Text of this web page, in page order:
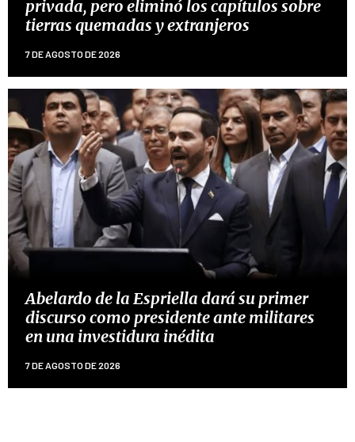
privada, pero eliminó los capítulos sobre
tierras quemadas y extranjeros
7 DE AGOSTO DE 2026
Abelardo de la Espriella dará su primer
discurso como presidente ante militares
en una investidura inédita
7 DE AGOSTO DE 2026